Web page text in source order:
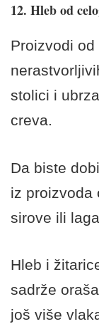
12. Hleb od
Proizvodi
stolici i
creva.
Da biste
iz proizvoda
sirove ili
Hleb i
sadrže
još više